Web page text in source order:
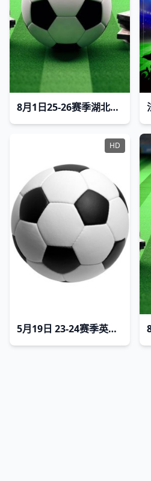
8月1日25-26赛季湖北省城市足球联赛 天门衣尚队VS咸宁外星人队
HD
5月19日 23-24赛季英超第38轮 水晶宫VS阿斯顿维拉